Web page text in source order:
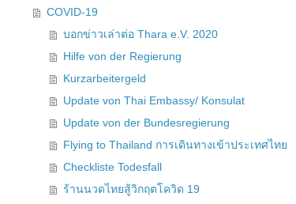
COVID-19
บอกข่าวเล่าต่อ Thara e.V. 2020
Hilfe von der Regierung
Kurzarbeitergeld
Update von Thai Embassy/ Konsulat
Update von der Bundesregierung
Flying to Thailand การเดินทางเข้าประเทศไทย
Checkliste Todesfall
ร้านนวดไทยสู้วิกฤตโควิด 19